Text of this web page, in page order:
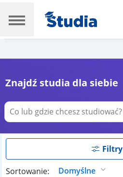
Znajdź studia dla siebie
Filtry
Sortowanie: